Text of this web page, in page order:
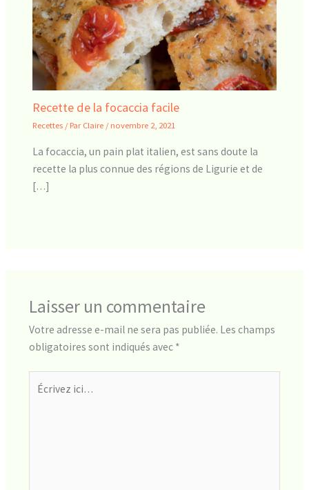
Recette de la focaccia facile
Recettes / Par Claire / novembre 2, 2021
La focaccia, un pain plat italien, est sans doute la
recette la plus connue des régions de Ligurie et de
[…]
Laisser un commentaire
Votre adresse e-mail ne sera pas publiée. Les champs
obligatoires sont indiqués avec *
ici…